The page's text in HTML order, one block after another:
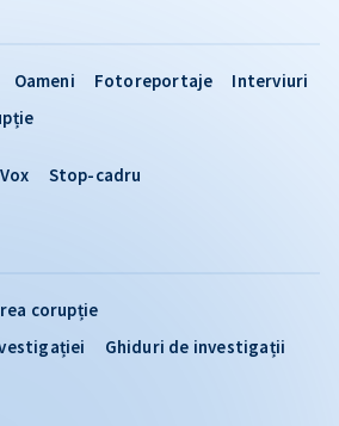
corupție
Ghiduri de investigații
Oameni Fotoreportaje
Interviuri
Vox Stop-cadru